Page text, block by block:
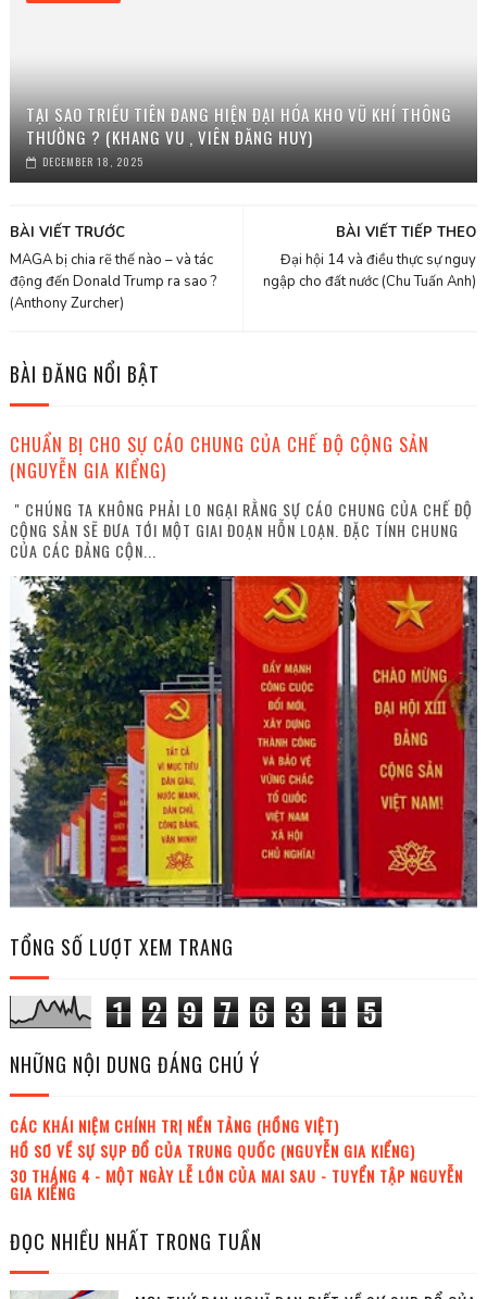
TẠI SAO TRIỀU TIÊN ĐANG HIỆN ĐẠI HÓA KHO VŨ KHÍ THÔNG
THƯỜNG ? (KHANG VU , VIÊN ĐĂNG HUY)
DECEMBER 18, 2025
BÀI VIẾT TIẾP THEO
Đại hội 14 và điều thực sự nguy
ngập cho đất nước (Chu Tuấn Anh)
BÀI VIẾT TRƯỚC
MAGA bị chia rẽ thế nào – và tác
động đến Donald Trump ra sao ?
(Anthony Zurcher)
BÀI ĐĂNG NỔI BẬT
CHUẨN BỊ CHO SỰ CÁO CHUNG CỦA CHẾ ĐỘ CỘNG SẢN
(NGUYỄN GIA KIỂNG)
" CHÚNG TA KHÔNG PHẢI LO NGẠI RẰNG SỰ CÁO CHUNG CỦA CHẾ ĐỘ
CỘNG SẢN SẼ ĐƯA TỚI MỘT GIAI ĐOẠN HỖN LOẠN. ĐẶC TÍNH CHUNG
CỦA CÁC ĐẢNG CỘN...
TỔNG SỐ LƯỢT XEM TRANG
1 2 9 7 6 3 1 5
NHỮNG NỘI DUNG ĐÁNG CHÚ Ý
CÁC KHÁI NIỆM CHÍNH TRỊ NỀN TẢNG (HỒNG VIỆT)
HỒ SƠ VỀ SỰ SỤP ĐỔ CỦA TRUNG QUỐC (NGUYỄN GIA KIỂNG)
30 THÁNG 4 - MỘT NGÀY LỄ LỚN CỦA MAI SAU - TUYỂN TẬP NGUYỄN
GIA KIỂNG
ĐỌC NHIỀU NHẤT TRONG TUẦN